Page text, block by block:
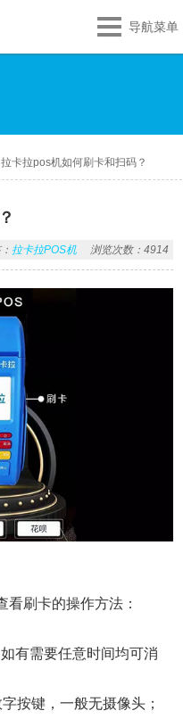
导航菜单
拉卡拉pos机如何刷卡和扫码？
拉卡拉POS机 浏览次数：4914
刷卡的操作方法：
有需要任意时间均可消
按键，一般无摄像头；